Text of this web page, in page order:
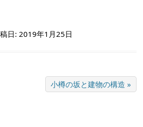
日: 2019年1月25日
小樽の坂と建物の構造 »